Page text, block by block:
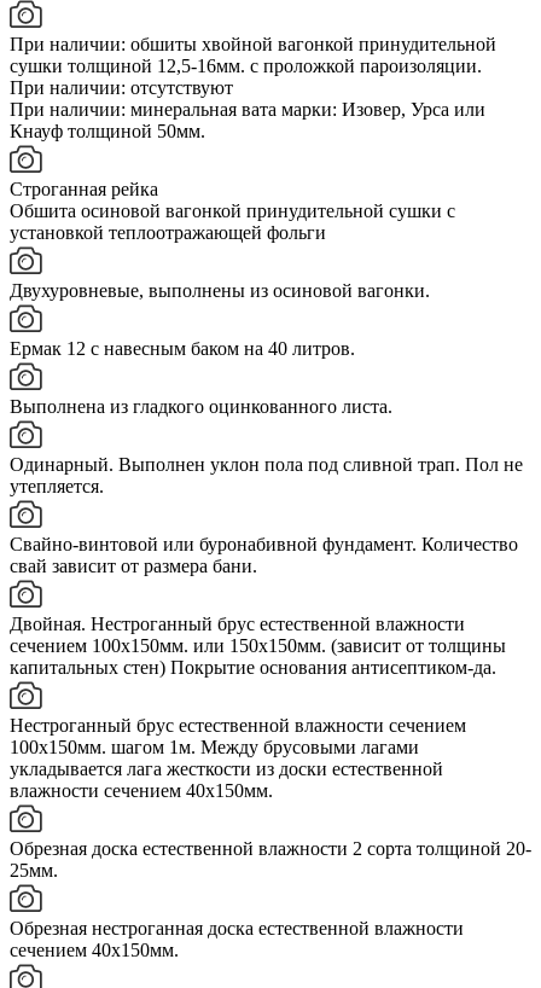
При наличии: обшиты хвойной вагонкой принудительной
сушки толщиной 12,5-16мм. с проложкой пароизоляции.
При наличии: отсутствуют
При наличии: минеральная вата марки: Изовер, Урса или
Кнауф толщиной 50мм.
Строганная рейка
Обшита осиновой вагонкой принудительной сушки с
установкой теплоотражающей фольги
Двухуровневые, выполнены из осиновой вагонки.
Ермак 12 с навесным баком на 40 литров.
Выполнена из гладкого оцинкованного листа.
Одинарный. Выполнен уклон пола под сливной трап. Пол не
утепляется.
Свайно-винтовой или буронабивной фундамент. Количество
свай зависит от размера бани.
Двойная. Нестроганный брус естественной влажности
сечением 100х150мм. или 150х150мм. (зависит от толщины
капитальных стен) Покрытие основания антисептиком-да.
Нестроганный брус естественной влажности сечением
100х150мм. шагом 1м. Между брусовыми лагами
укладывается лага жесткости из доски естественной
влажности сечением 40х150мм.
Обрезная доска естественной влажности 2 сорта толщиной 20-
25мм.
Обрезная нестроганная доска естественной влажности
сечением 40х150мм.